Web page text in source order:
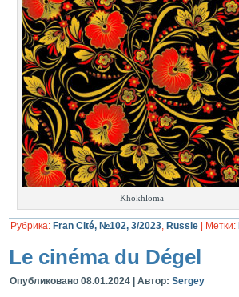
Khokhloma
Рубрика: Fran Cité, №102, 3/2023, Russie Метки:
Le cinéma du Dégel
Опубликовано 08.01.2024 Автор: Sergey